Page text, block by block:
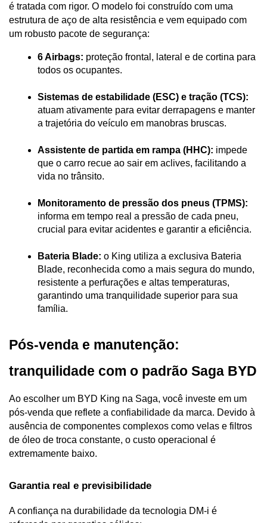
é tratada com rigor. O modelo foi construído com uma
estrutura de aço de alta resistência e vem equipado com
um robusto pacote de segurança:
6 Airbags: proteção frontal, lateral e de cortina para
todos os ocupantes.
Sistemas de estabilidade (ESC) e tração (TCS):
atuam ativamente para evitar derrapagens e manter
a trajetória do veículo em manobras bruscas.
Assistente de partida em rampa (HHC): impede
que o carro recue ao sair em aclives, facilitando a
vida no trânsito.
Monitoramento de pressão dos pneus (TPMS):
informa em tempo real a pressão de cada pneu,
crucial para evitar acidentes e garantir a eficiência.
Bateria Blade: o King utiliza a exclusiva Bateria
Blade, reconhecida como a mais segura do mundo,
resistente a perfurações e altas temperaturas,
garantindo uma tranquilidade superior para sua
família.
Pós-venda e manutenção:
tranquilidade com o padrão Saga BYD
Ao escolher um BYD King na Saga, você investe em um
pós-venda que reflete a confiabilidade da marca. Devido à
ausência de componentes complexos como velas e filtros
de óleo de troca constante, o custo operacional é
extremamente baixo.
Garantia real e previsibilidade
A confiança na durabilidade da tecnologia DM-i é